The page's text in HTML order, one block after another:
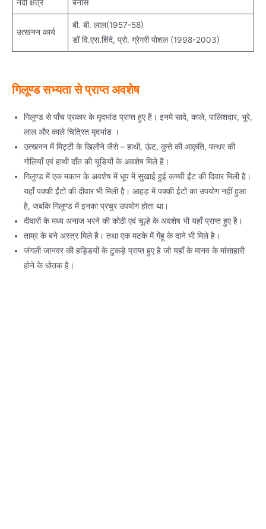
नदी क्षेत्र बनास
उत्खनन कार्य
बी. बी. लाल(1957-58)
डॉ वि.एस.शिंदे, प्रो. ग्रेगरी पोशल (1998-2003)
गिलूण्ड सभ्यता से प्राप्त अवशेष
गिलूण्ड से पाँच प्रकार के मृदभांड प्राप्त हुए हैं। इनमे सादे, काले, पालिशदार, भूरे,
लाल और काले चित्रित मृदभांड ।
उत्खनन में मिट्टी के खिलौने जैसे – हाथी, ऊंट, कुत्ते की आकृति, पत्थर की
गोलियाँ एवं हाथी दाँत की चूडियों के अवशेष मिले हैं।
गिलूण्ड में एक मकान के अवशेष में धूप में सुखाई हुई कच्ची ईंट की दिवार मिली है।
यहाँ पक्की ईंटों की दीवार भी मिली है। आहड़ में पक्की ईटों का उपयोग नहीं हुआ
है, जबकि गिलूण्ड में इनका प्रचुर उपयोग होता था।
दीवारों के मध्य अनाज भरने की कोठी एवं चूल्हे के अवशेष भी यहाँ प्राप्त हुए है।
ताम्र के बने अस्त्र मिले है। तथा एक मटके में गेंहू के दाने भी मिले है।
जंगली जानवर की हड्डियों के टुकड़े प्राप्त हुए है जो यहाँ के मानव के मांसाहारी
होने के धोतक है।